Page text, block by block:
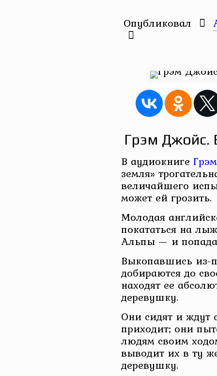
Опубликовал
Грэм Джойс.
В аудиокниге
земля»
величайшего
может ей грозить.
Молодая
покататься на
Альпы — и
Выкопавшись из-
добираются до
находят ее
деревушку.
Они сидят и ждут
приходит; они
людям своим
выводит их в ту
деревушку.